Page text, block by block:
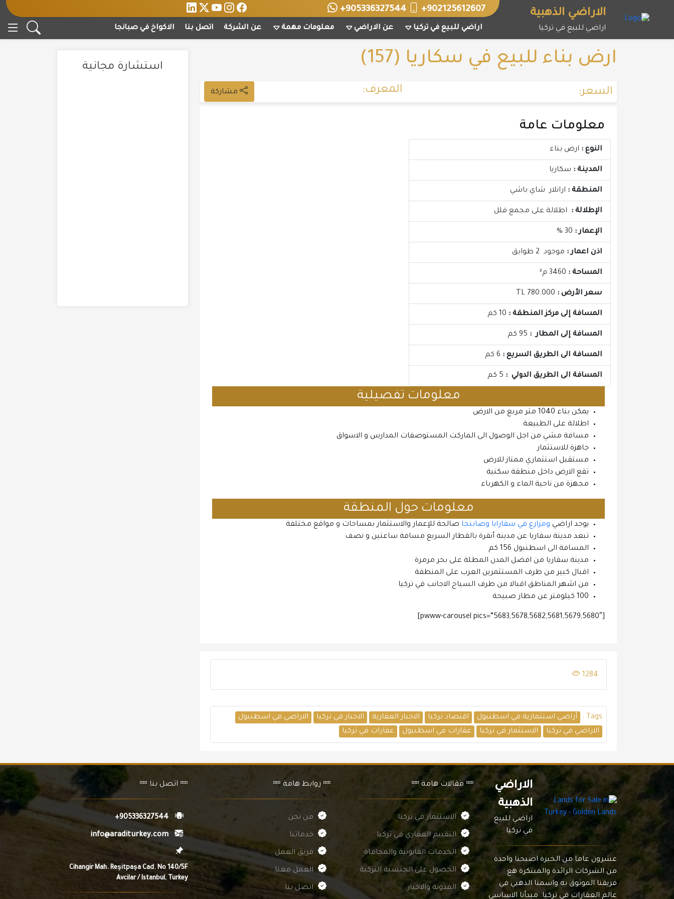
الاراضي الذهبية
اراضي للبيع في تركيا
+905336327544 +902125612607
اراضي للبيع في تركيا عن الاراضي معلومات مهمة عن الشركة اتصل بنا الاكواخ في صبانجا
ارض بناء للبيع في سكاريا (157)
السعر: المعرف: مشاركة
معلومات عامة
النوع : ارض بناء
المدينة : سكاريا
المنطقة : ارانلار شاي باشي
الإطلالة : اطلالة على مجمع فلل
الإعمار :
اذن اعمار : موجود 2 طوابق
المساحة : 3460 م²
سعر الأرض :
المسافة إلى مركز المنطقة :
المسافة إلى المطار : 95 كم
المسافة الى الطريق السريع : 6 كم
المسافة الى الطريق الدولي :
معلومات تفصيلية
يمكن بناء 1040 متر مربع من الارض
اطلالة على الطبيعة
مسافة مشي من اجل الوصول الى الماركت المستوصفات المدارس و الاسواق
جاهزة للاستثمار
مستقبل استثماري ممتاز للارض
تقع الارض داخل منطقة سكنية
مجهزة من ناحية الماء و الكهرباء
معلومات حول المنطقة
يوجد اراضي ومزارع في سقارايا وصابنجا صالحة للإعمار والاستثمار بمساحات و مواقع مختلفة
تبعد مدينة سقاريا عن مدينة أنقرة بالقطار السريع مسافة ساعتين و نصف
المسافة الى اسطنبول 156 كم
مدينة سقاريا من افضل المدن المطلة على بحر مرمرة
اقبال كبير من طرف المستثمرين العرب على المنطقة
من اشهر المناطق اقبالا من طرف السياح الاجانب في تركيا
100 كيلومتر عن مطار صبيحة
[pwww-carousel pics=”5683,5678,5682,5681,5679,5680″]
1284
Tags : أراضي استثمارية في اسطنبول اقتصاد تركيا الاخبار العقارية الاخبار في تركيا
الاراضي في اسطنبول
الاراضي في تركيا
الاستثمار في تركيا عقارات في اسطنبول عقارات في تركيا
استشارة مجانية
الاراضي
الذهبية
اراضي للبيع
في تركيا
عشرون عاما من الخبرة اصبحنا واحدة
من الشركات الرائدة والمبتكرة هع
فريقنا الموثوق به واسمنا الذهبي في
عالم العقارات في تركيا. مبدأنا الاساسي
مقالات هامة
الاستثمار في تركيا
التقييم العقاري في تركيا
الخدمات القانونية والمحاماة
الحصول على الجنسية التركية
المدونة والاخبار
روابط هامة
من نحن
خدماتنا
فريق العمل
العمل معنا
اتصل بنا
اتصل بنا
+905336327544
info@araditurkey.com
Cihangir Mah. Reşitpaşa Cad. No 140/5F
Avcilar / Istanbul, Turkey